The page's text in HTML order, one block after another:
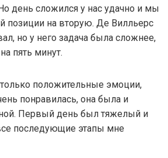
день сложился у нас удачно и мы
позиции на вторую. Де Вилльерс
но у него задача была сложнее,
пять минут.
положительные эмоции,
понравилась, она была и
Первый день был тяжелый и
последующие этапы мне